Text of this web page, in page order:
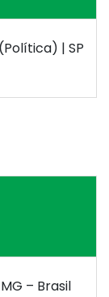
| SP
– Brasil